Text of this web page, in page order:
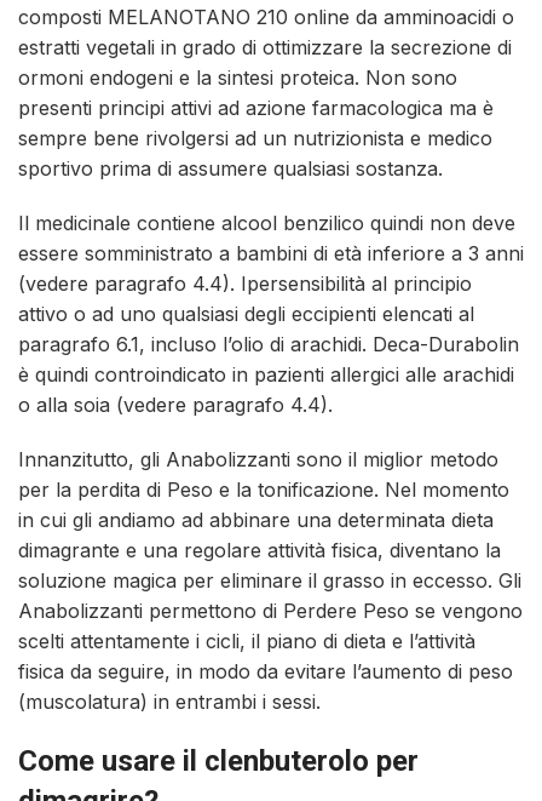
composti MELANOTANO 210 online da amminoacidi o
estratti vegetali in grado di ottimizzare la secrezione di
ormoni endogeni e la sintesi proteica. Non sono
presenti principi attivi ad azione farmacologica ma è
sempre bene rivolgersi ad un nutrizionista e medico
sportivo prima di assumere qualsiasi sostanza.
Il medicinale contiene alcool benzilico quindi non deve
essere somministrato a bambini di età inferiore a 3 anni
(vedere paragrafo 4.4). Ipersensibilità al principio
attivo o ad uno qualsiasi degli eccipienti elencati al
paragrafo 6.1, incluso l’olio di arachidi. Deca-Durabolin
è quindi controindicato in pazienti allergici alle arachidi
o alla soia (vedere paragrafo 4.4).
Innanzitutto, gli Anabolizzanti sono il miglior metodo
per la perdita di Peso e la tonificazione. Nel momento
in cui gli andiamo ad abbinare una determinata dieta
dimagrante e una regolare attività fisica, diventano la
soluzione magica per eliminare il grasso in eccesso. Gli
Anabolizzanti permettono di Perdere Peso se vengono
scelti attentamente i cicli, il piano di dieta e l’attività
fisica da seguire, in modo da evitare l’aumento di peso
(muscolatura) in entrambi i sessi.
Come usare il clenbuterolo per